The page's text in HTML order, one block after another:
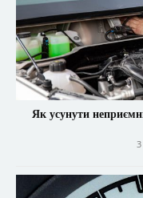
Як усунути